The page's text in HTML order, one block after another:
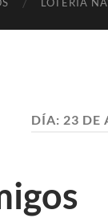
DÍA: 23 DE